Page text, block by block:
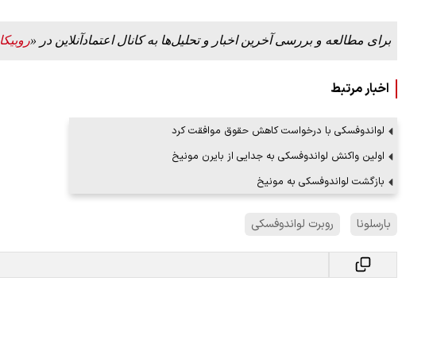
برای مطالعه و بررسی آخرین اخبار و تحلیل‌ها به کانال اعتمادآنلاین در «روبیکا
اخبار مرتبط
لواندوفسکی با درخواست کاهش حقوق موافقت کرد
اولین واکنش لواندوفسکی به جدایی از بایرن مونیخ
بازگشت لواندوفسکی به مونیخ
بارسلونا روبرت لواندوفسکی